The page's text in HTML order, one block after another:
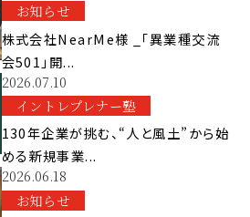
お知らせ
株式会社NearMe様 _「異業種交流
会501」開...
2026.07.10
イントレプレナー塾
130年企業が挑む、“人と風土”から始
める新規事業...
2026.06.18
お知らせ